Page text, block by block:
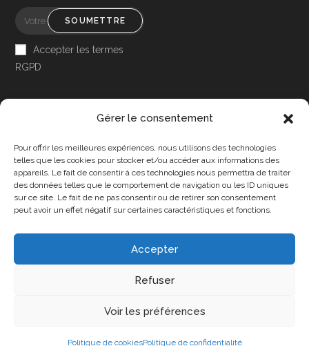
Gérer le consentement
Pour offrir les meilleures expériences, nous utilisons des technologies
telles que les cookies pour stocker et/ou accéder aux informations des
appareils. Le fait de consentir à ces technologies nous permettra de traiter
des données telles que le comportement de navigation ou les ID uniques
sur ce site. Le fait de ne pas consentir ou de retirer son consentement
peut avoir un effet négatif sur certaines caractéristiques et fonctions.
Accepter
Refuser
Voir les préférences
Politique de cookiesPolitique de confidentialité
SOUMETTRE
Accepter les termes
RGPD
Accessibilité
Mon Compte
Contact
Politique de cookies (UE)
Copyright 2025 - DPA86 - Tous droits réservés